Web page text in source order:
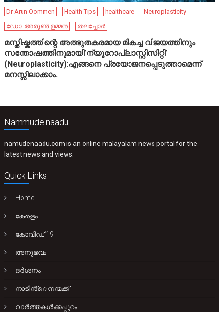
Dr Arun Oommen Health Tips healthcare
Neuroplasticity
ഡോ .അരുൺ ഉമ്മൻ
തലച്ചോർ
മസ്തിഷ്കത്തിന്റെ അത്ഭുതകരമായ മികച്ച വിജയത്തിനും
സന്തോഷത്തിനുമായി’ന്യൂറോപ്ലാസ്റ്റിസിറ്റി’
(Neuroplasticity):എങ്ങനെ പ്രയോജനപ്പെടുത്താമെന്ന്
മനസ്സിലാക്കാം.
Nammude naadu
namudenaadu.com is an online malayalam news portal for the
latest news and views.
Quick Links
Home
കേരളം
കോവിഡ് 19
അനുഭവം
ദർശനം
നാടിൻ്റെ നന്മക്ക്
വാർത്തകൾക്കപ്പുറം